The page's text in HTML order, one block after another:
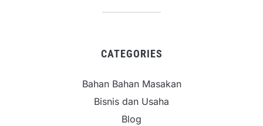
CATEGORIES
Bahan Bahan Masakan
Bisnis dan Usaha
Blog